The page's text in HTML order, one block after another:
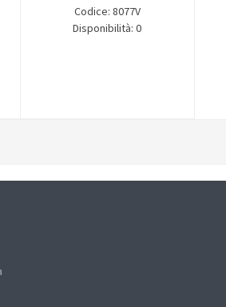
Codice: 8077V
Disponibilità: 0